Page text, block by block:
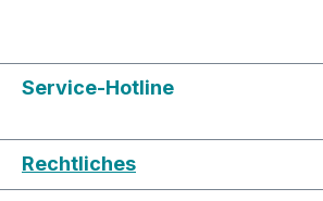
Service-Hotline
Rechtliches